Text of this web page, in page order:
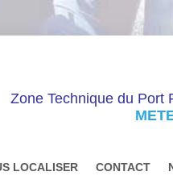
Zone Technique du Port
LOCALISER CONTACT